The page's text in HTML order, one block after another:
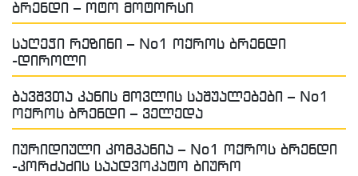
ბრენდი – ოტო მოტორსი
საღეჭი რეზინი – No1 ოქროს ბრენდი
-დიროლი
ბავშვთა კანის მოვლის საშუალებები – No1
ოქროს ბრენდი – ველედა
იურიდიული კომპანია – No1 ოქროს ბრენდი
-კორძაძის საადვოკატო ბიურო